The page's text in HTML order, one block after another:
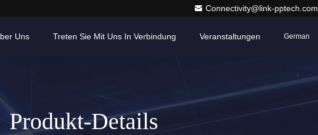
Connectivity@link-pptech.com
Uns Treten Sie Mit Uns In Verbindung Veranstaltungen German
Produkt-Details